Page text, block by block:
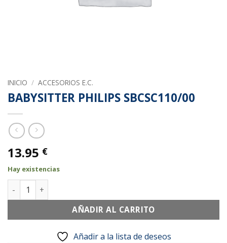
INICIO / ACCESORIOS E.C.
BABYSITTER PHILIPS SBCSC110/00
13.95 €
Hay existencias
BABYSITTER PHILIPS SBCSC110/00 cantidad
AÑADIR AL CARRITO
Añadir a la lista de deseos